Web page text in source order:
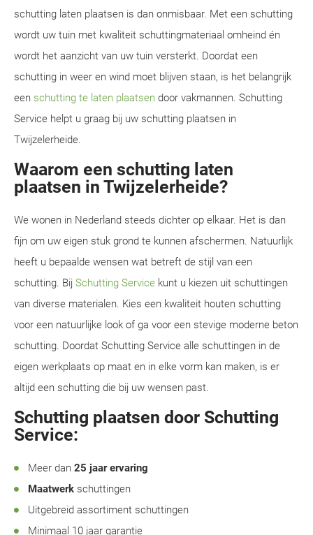
schutting laten plaatsen is dan onmisbaar. Met een schutting
wordt uw tuin met kwaliteit schuttingmateriaal omheind én
wordt het aanzicht van uw tuin versterkt. Doordat een
schutting in weer en wind moet blijven staan, is het belangrijk
een schutting te laten plaatsen door vakmannen. Schutting
Service helpt u graag bij uw schutting plaatsen in
Twijzelerheide.
Waarom een schutting laten
plaatsen in Twijzelerheide?
We wonen in Nederland steeds dichter op elkaar. Het is dan
fijn om uw eigen stuk grond te kunnen afschermen. Natuurlijk
heeft u bepaalde wensen wat betreft de stijl van een
schutting. Bij Schutting Service kunt u kiezen uit schuttingen
van diverse materialen. Kies een kwaliteit houten schutting
voor een natuurlijke look of ga voor een stevige moderne beton
schutting. Doordat Schutting Service alle schuttingen in de
eigen werkplaats op maat en in elke vorm kan maken, is er
altijd een schutting die bij uw wensen past.
Schutting plaatsen door Schutting
Service:
Meer dan 25 jaar ervaring
Maatwerk schuttingen
Uitgebreid assortiment schuttingen
Minimaal 10 jaar garantie